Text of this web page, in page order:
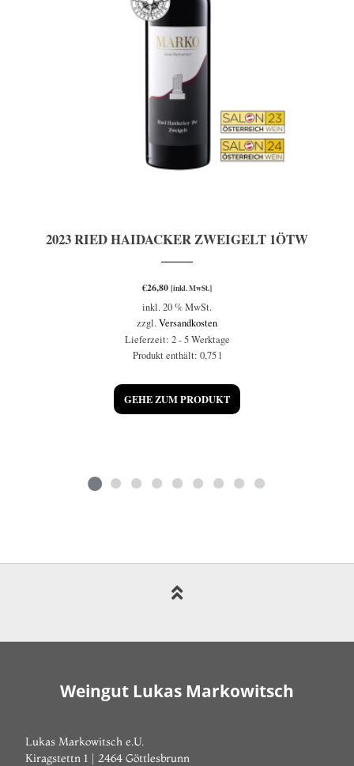
2023 RIED HAIDACKER ZWEIGELT 1ÖTW
€26,80 [inkl. MwSt.]
inkl. 20 % MwSt.
zzgl.Versandkosten
Lieferzeit: 2 - 5 Werktage
Produkt enthält: 0,75l
GEHE ZUM PRODUKT
Weingut Lukas Markowitsch
Lukas Markowitsch e.U.
Kiragstettn 1 | 2464 Göttlesbrunn